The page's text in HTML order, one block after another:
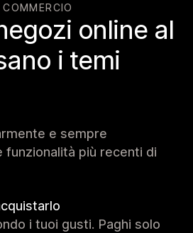
online al
i temi
e sempre
funzionalità più recenti di
i tuoi gusti. Paghi solo